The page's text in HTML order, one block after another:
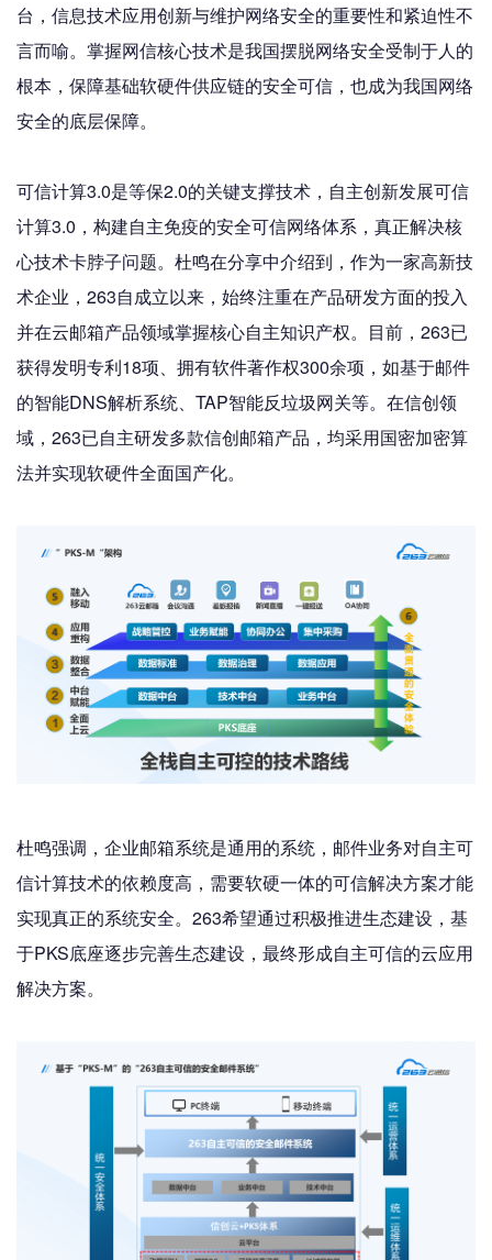
台，信息技术应用创新与维护网络安全的重要性和紧迫性不
言而喻。掌握网信核心技术是我国摆脱网络安全受制于人的
根本，保障基础软硬件供应链的安全可信，也成为我国网络
安全的底层保障。
可信计算3.0是等保2.0的关键支撑技术，自主创新发展可信
计算3.0，构建自主免疫的安全可信网络体系，真正解决核
心技术卡脖子问题。杜鸣在分享中介绍到，作为一家高新技
术企业，263自成立以来，始终注重在产品研发方面的投入
并在云邮箱产品领域掌握核心自主知识产权。目前，263已
获得发明专利18项、拥有软件著作权300余项，如基于邮件
的智能DNS解析系统、TAP智能反垃圾网关等。在信创领
域，263已自主研发多款信创邮箱产品，均采用国密加密算
法并实现软硬件全面国产化。
杜鸣强调，企业邮箱系统是通用的系统，邮件业务对自主可
信计算技术的依赖度高，需要软硬一体的可信解决方案才能
实现真正的系统安全。263希望通过积极推进生态建设，基
于PKS底座逐步完善生态建设，最终形成自主可信的云应用
解决方案。